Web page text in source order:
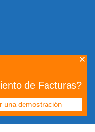
de Facturas?
una demostración